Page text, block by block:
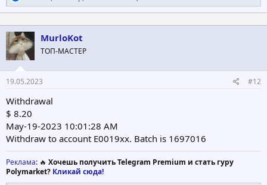
е
а
к
ц
и
и
:
MurloKot
ТОП-МАСТЕР
19.05.2023 #12
Withdrawal
$ 8.20
May-19-2023 10:01:28 AM
Withdraw to account E0019xx. Batch is 1697016
Реклама: 🔥 Хочешь получить Telegram Premium и стать гуру
Polymarket? Кликай сюда!